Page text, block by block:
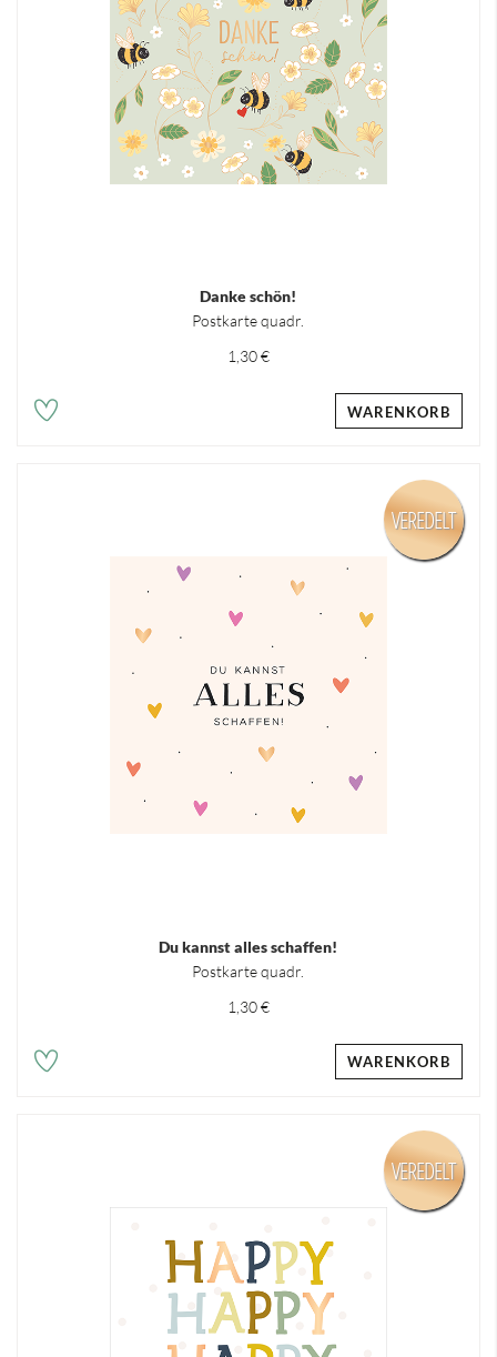
Danke schön!
Postkarte quadr.
1,30 €
WARENKORB
Du kannst alles schaffen!
Postkarte quadr.
1,30 €
VEREDELT
WARENKORB
VEREDELT